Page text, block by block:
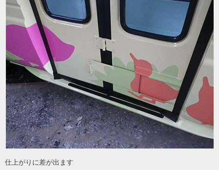
仕上がりに差が出ます